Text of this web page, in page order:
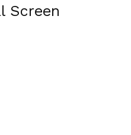
Screen